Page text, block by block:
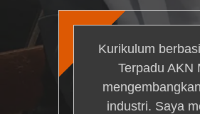
Kurikulum
Terpadu AKN
industri. Saya